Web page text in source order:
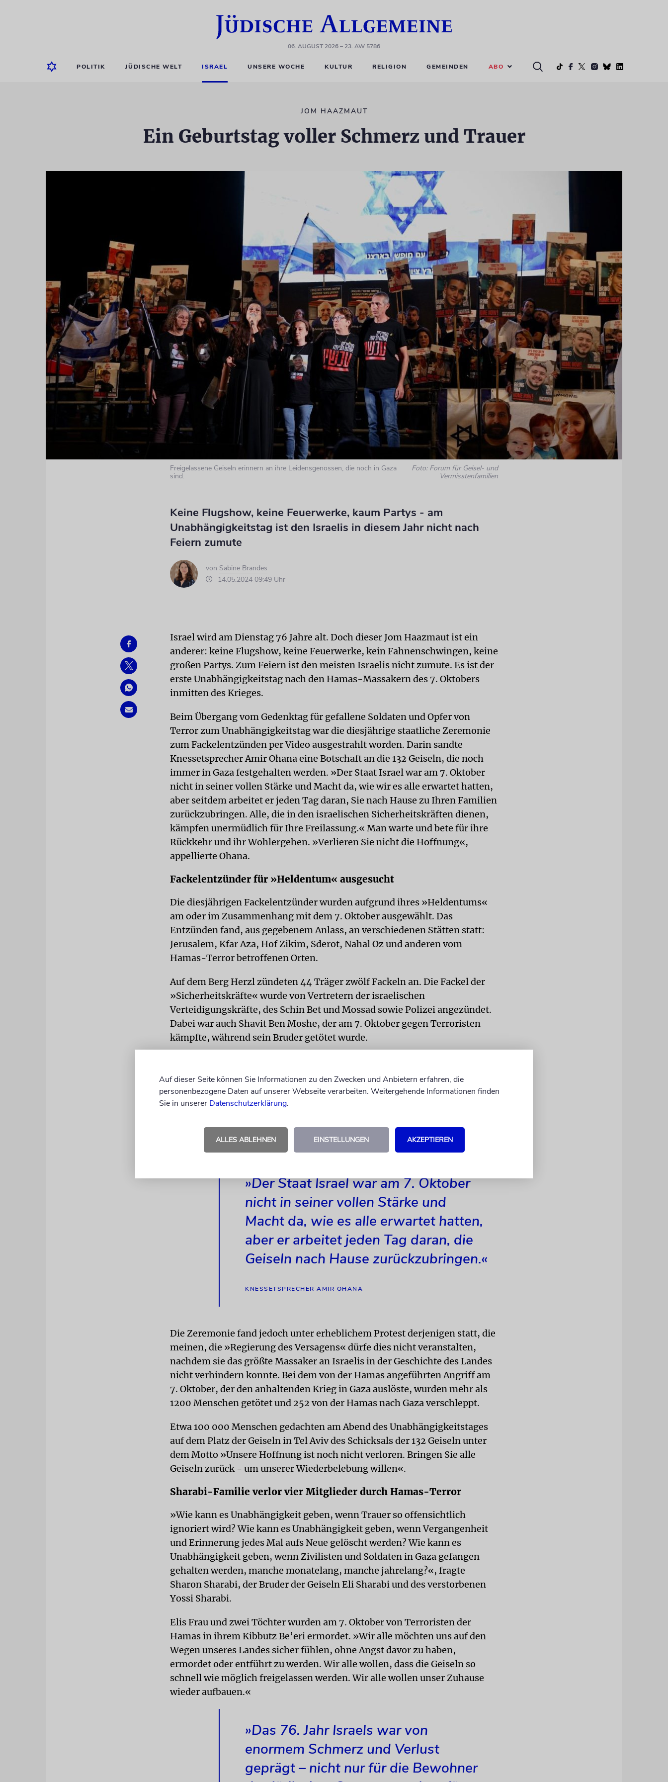
06. AUGUST 2026– 23. AW 5786
POLITIK JÜDISCHE WELT ISRAEL UNSERE WOCHE KULTUR RELIGION GEMEINDEN ABO
JOM HAAZMAUT
Ein Geburtstag voller Schmerz und Trauer
Freigelassene Geiseln erinnern an ihre Leidensgenossen, die noch in Gaza
sind.
Foto: Forum für Geisel- und
Vermisstenfamilien
Keine Flugshow, keine Feuerwerke, kaum Partys - am
Unabhängigkeitstag ist den Israelis in diesem Jahr nicht nach
Feiern zumute
von Sabine Brandes
14.05.2024 09:49 Uhr
Israel wird am Dienstag 76 Jahre alt. Doch dieser Jom Haazmaut ist ein
anderer: keine Flugshow, keine Feuerwerke, kein Fahnenschwingen, keine
großen Partys. Zum Feiern ist den meisten Israelis nicht zumute. Es ist der
erste Unabhängigkeitstag nach den Hamas-Massakern des 7. Oktobers
inmitten des Krieges.
Beim Übergang vom Gedenktag für gefallene Soldaten und Opfer von
Terror zum Unabhängigkeitstag war die diesjährige staatliche Zeremonie
zum Fackelentzünden per Video ausgestrahlt worden. Darin sandte
Knessetsprecher Amir Ohana eine Botschaft an die 132 Geiseln, die noch
immer in Gaza festgehalten werden. »Der Staat Israel war am 7. Oktober
nicht in seiner vollen Stärke und Macht da, wie wir es alle erwartet hatten,
aber seitdem arbeitet er jeden Tag daran, Sie nach Hause zu Ihren Familien
zurückzubringen. Alle, die in den israelischen Sicherheitskräften dienen,
kämpfen unermüdlich für Ihre Freilassung.« Man warte und bete für ihre
Rückkehr und ihr Wohlergehen. »Verlieren Sie nicht die Hoffnung«,
appellierte Ohana.
Fackelentzünder für »Heldentum« ausgesucht
Die diesjährigen Fackelentzünder wurden aufgrund ihres »Heldentums«
am oder im Zusammenhang mit dem 7. Oktober ausgewählt. Das
Entzünden fand, aus gegebenem Anlass, an verschiedenen Stätten statt:
Jerusalem, Kfar Aza, Hof Zikim, Sderot, Nahal Oz und anderen vom
Hamas-Terror betroffenen Orten.
Auf dem Berg Herzl zündeten 44 Träger zwölf Fackeln an. Die Fackel der
»Sicherheitskräfte« wurde von Vertretern der israelischen
Verteidigungskräfte, des Schin Bet und Mossad sowie Polizei angezündet.
Dabei war auch Shavit Ben Moshe, der am 7. Oktober gegen Terroristen
kämpfte, während sein Bruder getötet wurde.
Leben zu retten. Dazu gehörte Youssef Elziadna, ein beduinischer
Kleinbusfahrer aus Rahat, der heldenhaft 30 Menschen beim Nova Festival
in Sicherheit fuhr, während er sein Leben riskierte. Die Fackel der
israelischen Influencer, und Ella Keinan, einer jüdischen Influencerin,
entzündet.
»Der Staat Israel war am 7. Oktober
nicht in seiner vollen Stärke und
Macht da, wie es alle erwartet hatten,
aber er arbeitet jeden Tag daran, die
Geiseln nach Hause zurückzubringen.«
KNESSETSPRECHER AMIR OHANA
Die Zeremonie fand jedoch unter erheblichem Protest derjenigen statt, die
meinen, die »Regierung des Versagens« dürfe dies nicht veranstalten,
nachdem sie das größte Massaker an Israelis in der Geschichte des Landes
nicht verhindern konnte. Bei dem von der Hamas angeführten Angriff am
7. Oktober, der den anhaltenden Krieg in Gaza auslöste, wurden mehr als
1200 Menschen getötet und 252 von der Hamas nach Gaza verschleppt.
Etwa 100 000 Menschen gedachten am Abend des Unabhängigkeitstages
auf dem Platz der Geiseln in Tel Aviv des Schicksals der 132 Geiseln unter
dem Motto »Unsere Hoffnung ist noch nicht verloren. Bringen Sie alle
Geiseln zurück - um unserer Wiederbelebung willen«.
Sharabi-Familie verlor vier Mitglieder durch Hamas-Terror
»Wie kann es Unabhängigkeit geben, wenn Trauer so offensichtlich
ignoriert wird? Wie kann es Unabhängigkeit geben, wenn Vergangenheit
und Erinnerung jedes Mal aufs Neue gelöscht werden? Wie kann es
Unabhängigkeit geben, wenn Zivilisten und Soldaten in Gaza gefangen
gehalten werden, manche monatelang, manche jahrelang?«, fragte
Sharon Sharabi, der Bruder der Geiseln Eli Sharabi und des verstorbenen
Yossi Sharabi.
Elis Frau und zwei Töchter wurden am 7. Oktober von Terroristen der
Hamas in ihrem Kibbutz Be’eri ermordet. »Wir alle möchten uns auf den
Wegen unseres Landes sicher fühlen, ohne Angst davor zu haben,
ermordet oder entführt zu werden. Wir alle wollen, dass die Geiseln so
schnell wie möglich freigelassen werden. Wir alle wollen unser Zuhause
wieder aufbauen.«
»Das 76. Jahr Israels war von
enormem Schmerz und Verlust
geprägt – nicht nur für die Bewohner
Auf dieser Seite können Sie Informationen zu den Zwecken und Anbietern erfahren, die
personenbezogene Daten auf unserer Webseite verarbeiten. Weitergehende Informationen finden
Sie in unserer Datenschutzerklärung.
ALLES ABLEHNEN EINSTELLUNGEN AKZEPTIEREN